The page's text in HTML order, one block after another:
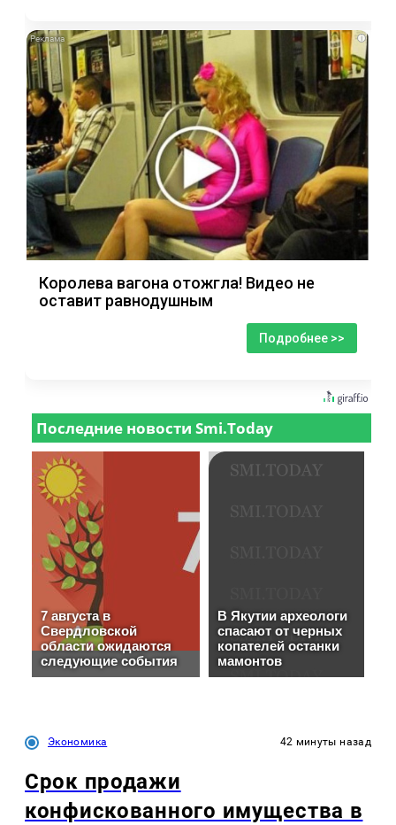
i
Королева вагона отожгла! Видео не
оставит равнодушным
Подробнее >>
Экономика 42 минуты назад
Срок продажи
конфискованного имущества в